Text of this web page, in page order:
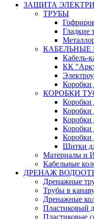
ЗАЩИТА
ТРУБЫ
Кабель-
КК
Коробки
КОРОБКИ
Коробки
Коробки
Коробки
Коробки
Коробки
Щитки
Материалы и
Кабельные
ДРЕНАЖ
Дренажные
Трубы в
Дренажные
Пластиковый
Пластиковые